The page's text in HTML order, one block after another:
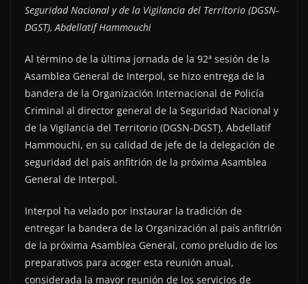
Seguridad Nacional y de la Vigilancia del Territorio (DGSN-
DGST), Abdellatif Hammouchi
Al término de la última jornada de la 92ª sesión de la
Asamblea General de Interpol, se hizo entrega de la
bandera de la Organización Internacional de Policía
Criminal al director general de la Seguridad Nacional y
de la Vigilancia del Territorio (DGSN-DGST), Abdellatif
Hammouchi, en su calidad de jefe de la delegación de
seguridad del país anfitrión de la próxima Asamblea
General de Interpol.
Interpol ha velado por instaurar la tradición de
entregar la bandera de la Organización al país anfitrión
de la próxima Asamblea General, como preludio de los
preparativos para acoger esta reunión anual,
considerada la mayor reunión de los servicios de